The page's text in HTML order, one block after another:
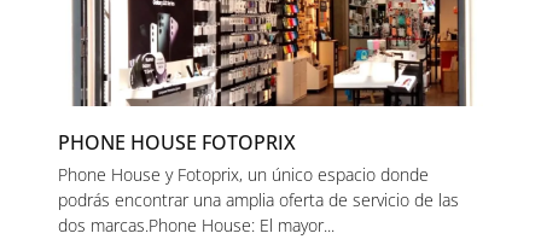
PHONE HOUSE FOTOPRIX
Phone House y Fotoprix, un único espacio donde
podrás encontrar una amplia oferta de servicio de las
dos marcas.Phone House: El mayor...